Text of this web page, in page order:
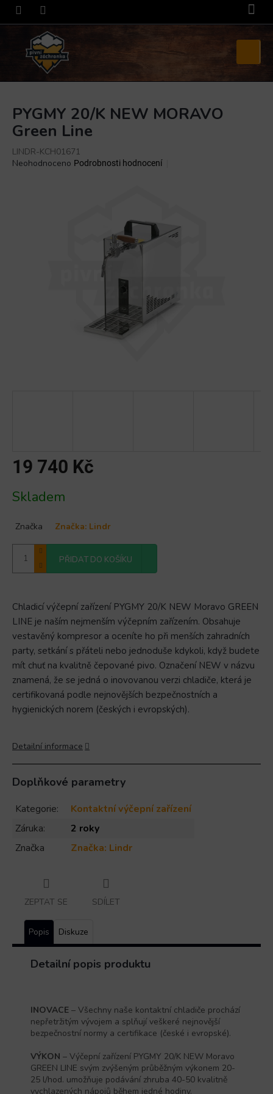
Přejít
obsah
košík
PYGMY 20/K NEW MORAVO
Green Line
LINDR-KCH01671
Průměrné
Neohodnoceno Podrobnosti hodnocení
19 740 Kč
cena:
Skladem
Značka Značka: Lindr
PŘIDAT DO KOŠÍKU
Chladicí výčepní zařízení PYGMY 20/K NEW Moravo GREEN
LINE je naším nejmenším výčepním zařízením. Obsahuje
vestavěný kompresor a oceníte ho při menších zahradních
party, setkání s přáteli nebo jednoduše kdykoli, když budete
mít chuť na kvalitně čepované pivo. Označení NEW v názvu
znamená, že se jedná o inovovanou verzi chladiče, která je
certifikovaná podle nejnovějších bezpečnostních a
hygienických norem (českých i evropských).
Detailní informace
Doplňkové parametry
Kategorie:
Kontaktní výčepní zařízení
Záruka:
2 roky
Značka
Značka: Lindr
ZEPTAT SE SDÍLET
Popis Diskuze
Detailní popis produktu
INOVACE – Všechny naše kontaktní chladiče prochází
nepřetržitým vývojem a splňují veškeré nejnovější
bezpečnostní normy a certifikace (české i evropské).
VÝKON – Výčepní zařízení PYGMY 20/K NEW Moravo
GREEN LINE svým zvýšeným průběžným výkonem 20-
25 l/hod. umožňuje podávání zhruba 40-50 kvalitně
vychlazených nápojů během jedné hodiny.